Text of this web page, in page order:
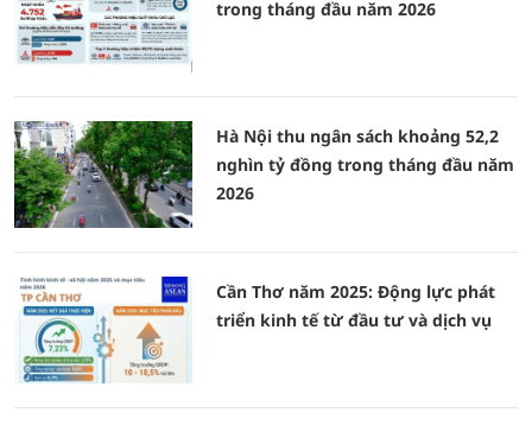
trong tháng đầu năm 2026
Hà Nội thu ngân sách khoảng 52,2
nghìn tỷ đồng trong tháng đầu năm
2026
Cần Thơ năm 2025: Động lực phát
triển kinh tế từ đầu tư và dịch vụ